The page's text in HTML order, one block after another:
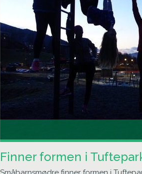
Finner formen i